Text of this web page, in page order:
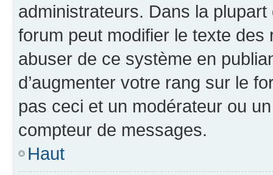
administrateurs. Dans la
forum peut modifier le texte
abuser de ce système en
d’augmenter votre rang sur le
pas ceci et un modérateur ou
compteur de messages.
Haut